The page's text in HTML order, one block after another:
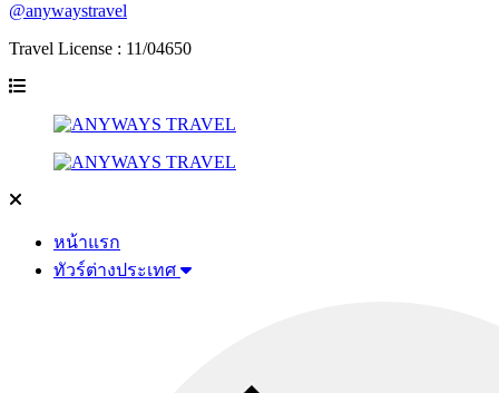
@anywaystravel
Travel License : 11/04650
หน้าแรก
ทัวร์ต่างประเทศ